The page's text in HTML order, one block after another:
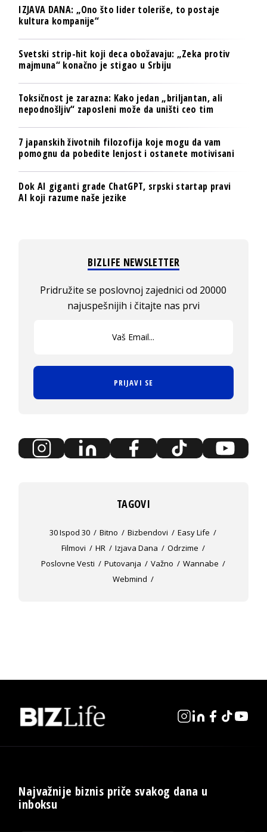
IZJAVA DANA: „Ono što lider toleriše, to postaje
kultura kompanije“
Svetski strip-hit koji deca obožavaju: „Zeka protiv
majmuna“ konačno je stigao u Srbiju
Toksičnost je zarazna: Kako jedan „briljantan, ali
nepodnošljiv“ zaposleni može da uništi ceo tim
7 japanskih životnih filozofija koje mogu da vam
pomognu da pobedite lenjost i ostanete motivisani
Dok AI giganti grade ChatGPT, srpski startap pravi
AI koji razume naše jezike
BIZLIFE NEWSLETTER
Pridružite se poslovnoj zajednici od 20000
najuspešnijih i čitajte nas prvi
PRIJAVI SE
TAGOVI
30 Ispod 30 Bitno Bizbendovi
Easy Life
Filmovi
HR Izjava Dana
Odrzime
Poslovne Vesti
Putovanja Važno
Wannabe
Webmind
Najvažnije biznis priče svakog dana u
inboksu